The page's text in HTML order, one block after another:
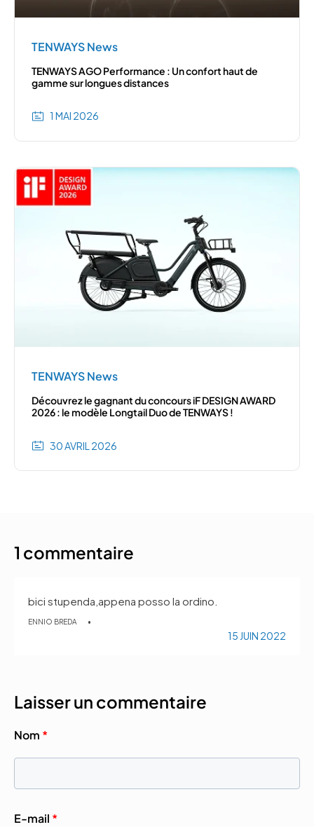
TENWAYS News
TENWAYS AGO Performance : Un confort haut de
gamme sur longues distances
1 MAI 2026
TENWAYS News
Découvrez le gagnant du concours iF DESIGN AWARD
2026 : le modèle Longtail Duo de TENWAYS !
30 AVRIL 2026
1 commentaire
bici stupenda,appena posso la ordino.
ENNIO BREDA
15 JUIN 2022
Laisser un commentaire
Nom *
E-mail *